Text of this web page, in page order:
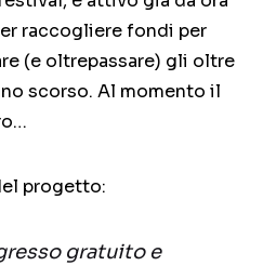
raccogliere fondi per
(e oltrepassare) gli oltre
scorso. Al momento il
progetto:
gratuito e